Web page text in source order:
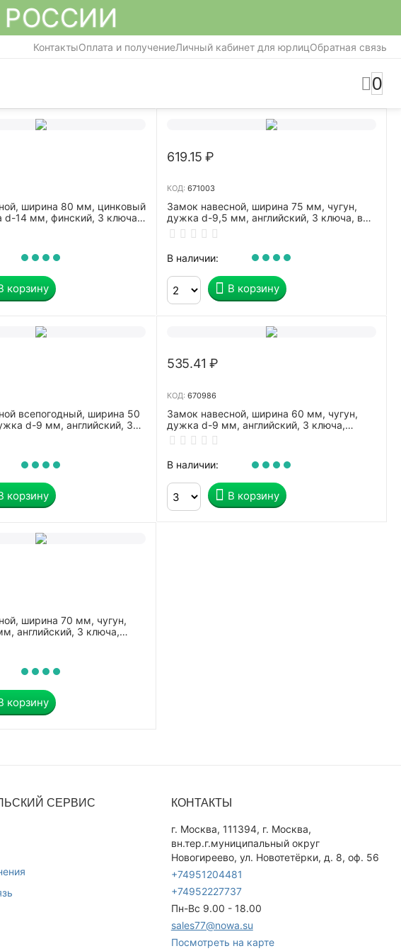
РОССИИ
КонтактыОплата и получениеЛичный кабинет для юрлицОбратная связь
0
ширина 80 мм, цинковый
d-14 мм, финский, 3 ключа,
26, 91628
корзину
619.15 ₽
КОД: 671003
Замок навесной, ширина 75 мм, чугун,
дужка d-9,5 мм, английский, 3 ключа, в
блистере, 79-0007
В наличии:
В корзину
всепогодный, ширина 50
d-9 мм, английский, 3
91824
корзину
535.41 ₽
КОД: 670986
Замок навесной, ширина 60 мм, чугун,
дужка d-9 мм, английский, 3 ключа,
СИБРТЕХ, ЗН2-М1, 91611
В наличии:
В корзину
ширина 70 мм, чугун,
английский, 3 ключа,
М1, 91612
корзину
СЕРВИС КОНТАКТЫ
г. Москва, 111394, г. Москва,
вн.тер.г.муниципальный округ
Новогиреево, ул. Новотетёрки, д. 8, оф. 56
+74951204481
+74952227737
Пн-Вс 9.00 - 18.00
sales77@nowa.su
Посмотреть на карте